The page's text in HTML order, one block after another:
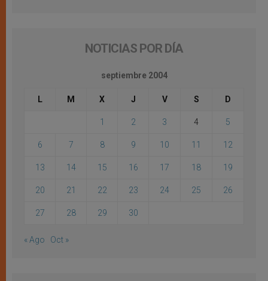
NOTICIAS POR DÍA
septiembre 2004
L M X J V S D
1 2 3 4 5
6 7 8 9 10 11 12
13 14 15 16 17 18 19
20 21 22 23 24 25 26
27 28 29 30
« Ago Oct »